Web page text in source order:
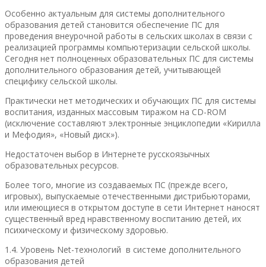
Особенно актуальным для системы дополнительного
образования детей становится обеспечение ПС для
проведения внеурочной работы в сельских школах в связи с
реализацией программы компьютеризации сельской школы.
Сегодня нет полноценных образовательных ПС для системы
дополнительного образования детей, учитывающей
специфику сельской школы.
Практически нет методических и обучающих ПС для системы
воспитания, изданных массовым тиражом на CD-ROM
(исключение составляют электронные энциклопедии «Кирилла
и Мефодия», «Новый диск»).
Недостаточен выбор в Интернете русскоязычных
образовательных ресурсов.
Более того, многие из создаваемых ПС (прежде всего,
игровых), выпускаемые отечественными дистрибьюторами,
или имеющиеся в открытом доступе в сети Интернет наносят
существенный вред нравственному воспитанию детей, их
психическому и физическому здоровью.
1.4. Уровень Net-технологий в системе дополнительного
образования детей